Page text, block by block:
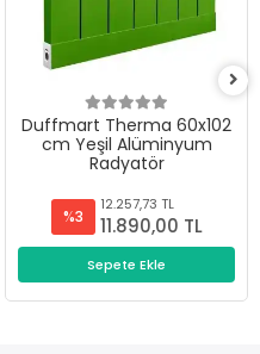
Duffmart Therma 60x102
cm Yeşil Alüminyum
Radyatör
%3
12.257,73 TL
11.890,00 TL
Sepete Ekle